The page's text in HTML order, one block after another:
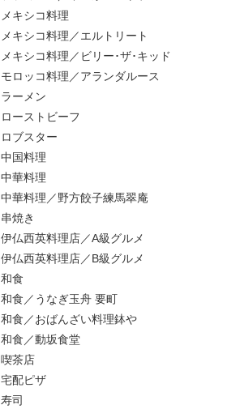
メキシコ料理
メキシコ料理／エルトリート
メキシコ料理／ビリー･ザ･キッド
モロッコ料理／アランダルース
ラーメン
ローストビーフ
ロブスター
中国料理
中華料理
中華料理／野方餃子練馬翠庵
串焼き
伊仏西英料理店／A級グルメ
伊仏西英料理店／B級グルメ
和食
和食／うなぎ玉舟 要町
和食／おばんざい料理鉢や
和食／動坂食堂
喫茶店
宅配ピザ
寿司